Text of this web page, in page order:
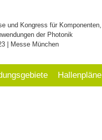
und Kongress für Komponenten,
der Photonik
| Messe München
Hallenpläne